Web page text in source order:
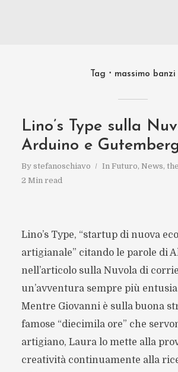
Tag massimo banzi
Lino’s Type sulla
Arduino e Gutemberg
By stefanoschiavo In Futuro, News,
2 Min read
Lino’s Type, “startup di nuova
artigianale” citando le parole di
nell’articolo sulla Nuvola di
un’avventura sempre più
Mentre Giovanni è sulla buona
famose “diecimila ore” che
artigiano, Laura lo mette alla
creatività continuamente alla